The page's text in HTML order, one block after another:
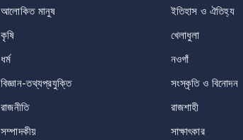
আলোকিত মানুষ ইতিহাস ও ঐতিহ্য
কৃষি খেলাধুলা
ধর্ম নওগাঁ
বিজ্ঞান-তথ্যপ্রযুক্তি সংস্কৃতি ও বিনোদন
রাজনীতি রাজশাহী
সম্পাদকীয় সাক্ষাৎকার